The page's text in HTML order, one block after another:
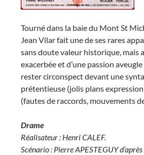
Tourné dans la baie du Mont St
Jean Vilar fait une de ses rares
sans doute valeur historique, mais
exacerbée et d’une passion
rester circonspect devant une
prétentieuse (jolis plans
(fautes de raccords, mouvements
Drame
Réalisateur : Henri CALEF.
Scénario : Pierre APESTEGUY